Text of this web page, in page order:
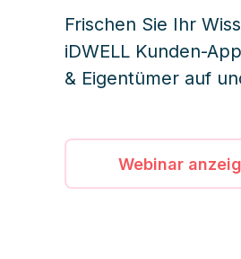
Frischen Sie Ihr
iDWELL Kunden-
& Eigentümer auf
Kunden kennen.
Webinar